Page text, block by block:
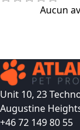
Aucun
Unit 10, 23
Augustine
+46 72 149 80 55